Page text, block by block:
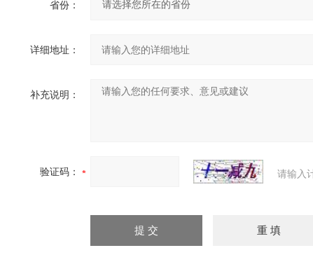
省份：
详细地址：
补充说明：
验证码： 请输入